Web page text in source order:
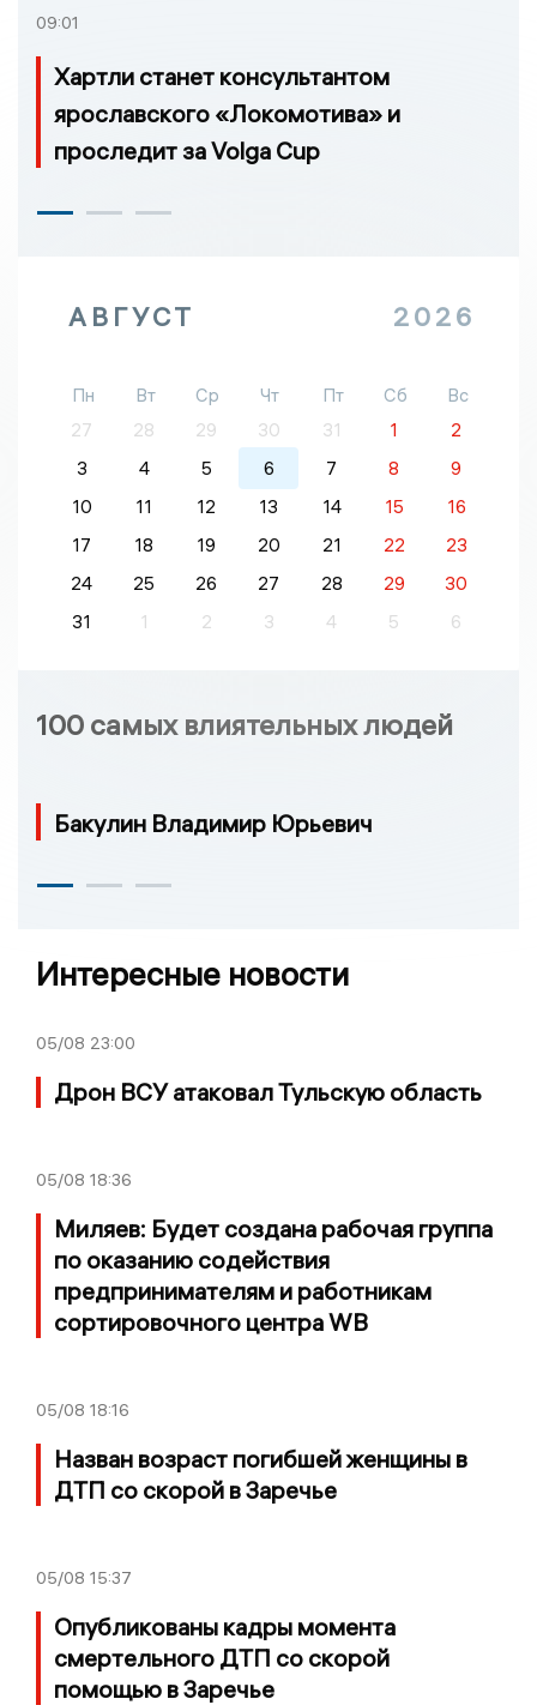
09:01
Хартли станет консультантом
ярославского «Локомотива» и
проследит за Volga Cup
АВГУСТ 2026
Пн Вт Ср Чт Пт Сб
Вс
27
28 29 30 31 1
2
3
4 5 6 7 8
9
10
11 12 13 14 15
16
17
18 19 20 21 22
23
24
25 26 27 28 29
30
31
1 2 3 4 5 6
100 самых влиятельных людей
Бакулин Владимир Юрьевич
Интересные новости
05/08 23:00
Дрон ВСУ атаковал Тульскую область
05/08 18:36
Миляев: Будет создана рабочая группа
по оказанию содействия
предпринимателям и работникам
сортировочного центра WB
05/08 18:16
Назван возраст погибшей женщины в
ДТП со скорой в Заречье
05/08 15:37
Опубликованы кадры момента
смертельного ДТП со скорой
помощью в Заречье